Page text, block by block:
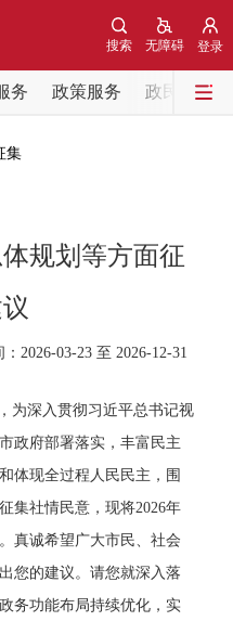
登录
无障碍
搜索
务 政策服务 政民互动
读 回应关切
开
集
规划等方面征
2026-03-23 至 2026-12-31
为深入贯彻习近平总书记视
政府部署落实，丰富民主
体现全过程人民民主，围
集社情民意，现将2026年
真诚希望广大市民、社会
您的建议。请您就深入落
务功能布局持续优化，实